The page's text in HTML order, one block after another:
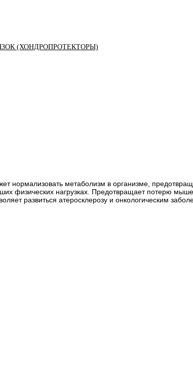
(ХОНДРОПРОТЕКТОРЫ)
нормализовать метаболизм в организме,
физических нагрузках. Предотвращает потерю
развиться атеросклерозу и онкологическим